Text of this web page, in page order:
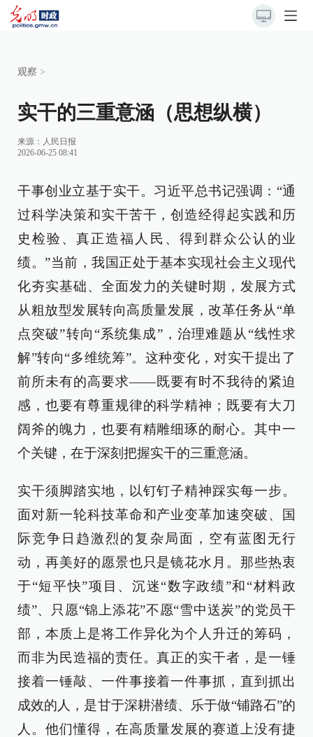
观察 >
实干的三重意涵（思想纵横）
来源： 人民日报
2026-06-25 08:41
干事创业立基于实干。习近平总书记强调：“通
过科学决策和实干苦干，创造经得起实践和历
史检验、真正造福人民、得到群众公认的业
绩。”当前，我国正处于基本实现社会主义现代
化夯实基础、全面发力的关键时期，发展方式
从粗放型发展转向高质量发展，改革任务从“单
点突破”转向“系统集成”，治理难题从“线性求
解”转向“多维统筹”。这种变化，对实干提出了
前所未有的高要求——既要有时不我待的紧迫
感，也要有尊重规律的科学精神；既要有大刀
阔斧的魄力，也要有精雕细琢的耐心。其中一
个关键，在于深刻把握实干的三重意涵。
实干须脚踏实地，以钉钉子精神踩实每一步。
面对新一轮科技革命和产业变革加速突破、国
际竞争日趋激烈的复杂局面，空有蓝图无行
动，再美好的愿景也只是镜花水月。那些热衷
于“短平快”项目、沉迷“数字政绩”和“材料政
绩”、只愿“锦上添花”不愿“雪中送炭”的党员干
部，本质上是将工作异化为个人升迁的筹码，
而非为民造福的责任。真正的实干者，是一锤
接着一锤敲、一件事接着一件事抓，直到抓出
成效的人，是甘于深耕潜绩、乐于做“铺路石”的
人。他们懂得，在高质量发展的赛道上没有捷